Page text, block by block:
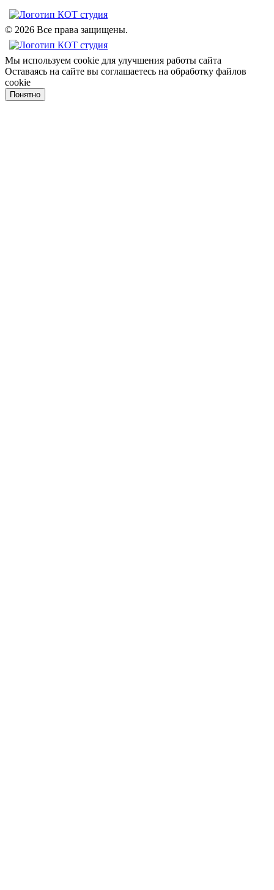
© 2026 Все права защищены.
Мы используем cookie для улучшения работы сайта
Оставаясь на сайте вы соглашаетесь на обработку файлов
cookie
Понятно